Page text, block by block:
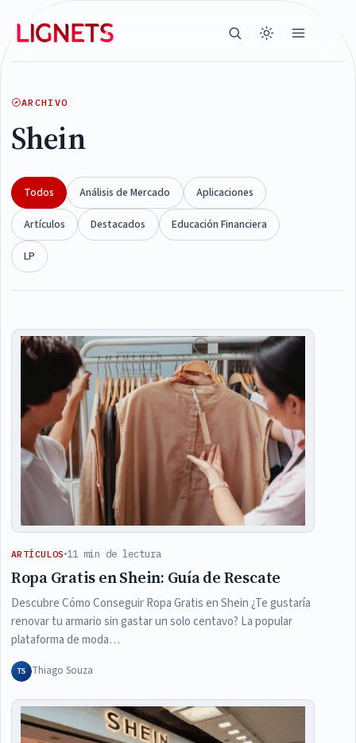
ARCHIVO
Shein
Todos Análisis de Mercado
Aplicaciones
Artículos
Destacados
Educación Financiera
LP
Articles
ARTÍCULOS 11 min de lectura
Ropa Gratis en Shein: Guía de Rescate
Descubre Cómo Conseguir Ropa Gratis en Shein ¿Te gustaría
renovar tu armario sin gastar un solo centavo? La popular
plataforma de moda…
TS Thiago Souza